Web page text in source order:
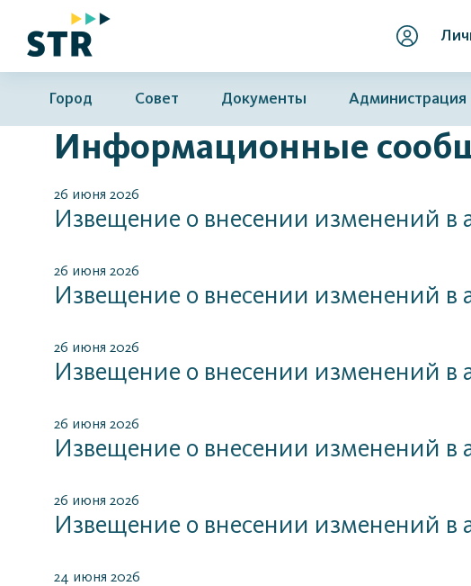
Город Совет Документы Администрация
Информационные
26 июня 2026
Извещение о внесении изменений
26 июня 2026
Извещение о внесении изменений
26 июня 2026
Извещение о внесении изменений
26 июня 2026
Извещение о внесении изменений
26 июня 2026
Извещение о внесении изменений
24 июня 2026